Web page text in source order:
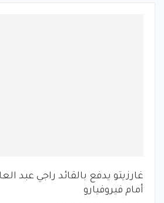
غارزيتو يدفع بالقائد راجي عبد
أمام فيروفيارو